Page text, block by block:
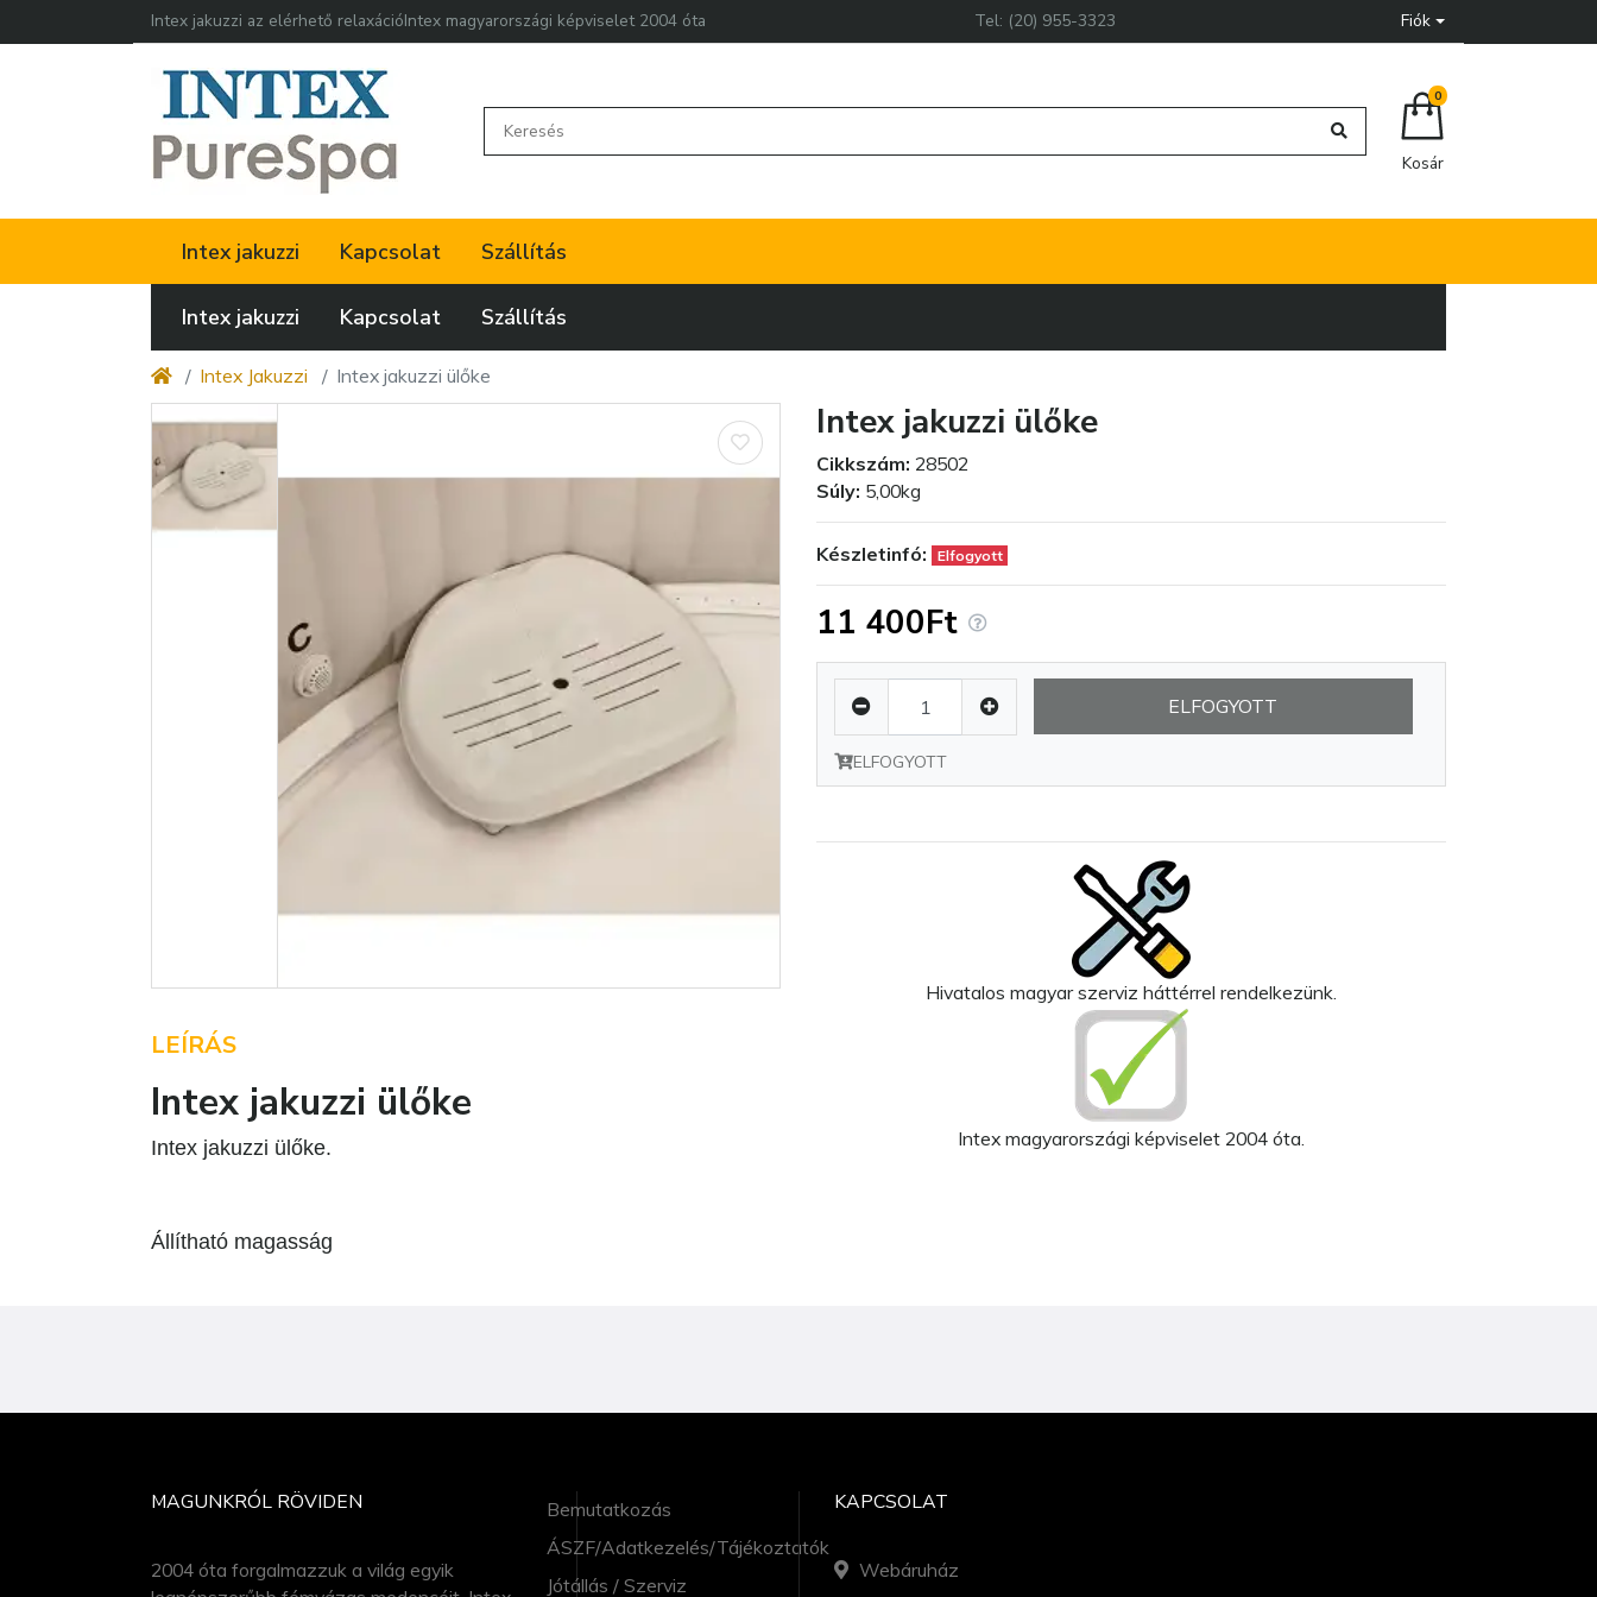
Intex jakuzzi az elérhető relaxációIntex magyarországi képviselet 2004 óta Tel: (20) 955-3323 Fiók
0
Kosár
Intex jakuzzi Kapcsolat Szállítás
Intex jakuzzi Kapcsolat Szállítás
Intex Jakuzzi Intex jakuzzi ülőke
LEÍRÁS
Intex jakuzzi ülőke
Intex jakuzzi ülőke.
Állítható magasság
Intex jakuzzi ülőke
Cikkszám: 28502
Súly: 5,00kg
Készletinfó: Elfogyott
11 400Ft
ELFOGYOTT
ELFOGYOTT
Hivatalos magyar szerviz háttérrel rendelkezünk.
Intex magyarországi képviselet 2004 óta.
MAGUNKRÓL RÖVIDEN
2004 óta forgalmazzuk a világ egyik
Bemutatkozás
ÁSZF/Adatkezelés/Tájékoztatók
Jótállás / Szerviz
KAPCSOLAT
Webáruház